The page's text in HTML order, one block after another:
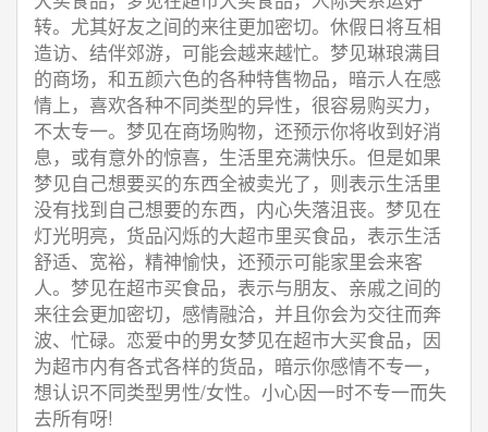
转。尤其好友之间的来往更加密切。休假日将互相
造访、结伴郊游，可能会越来越忙。梦见琳琅满目
的商场，和五颜六色的各种特售物品，暗示人在感
情上，喜欢各种不同类型的异性，很容易购买力，
不太专一。梦见在商场购物，还预示你将收到好消
息，或有意外的惊喜，生活里充满快乐。但是如果
梦见自己想要买的东西全被卖光了，则表示生活里
没有找到自己想要的东西，内心失落沮丧。梦见在
灯光明亮，货品闪烁的大超市里买食品，表示生活
舒适、宽裕，精神愉快，还预示可能家里会来客
人。梦见在超市买食品，表示与朋友、亲戚之间的
来往会更加密切，感情融洽，并且你会为交往而奔
波、忙碌。恋爱中的男女梦见在超市大买食品，因
为超市内有各式各样的货品，暗示你感情不专一，
想认识不同类型男性/女性。小心因一时不专一而失
去所有呀!